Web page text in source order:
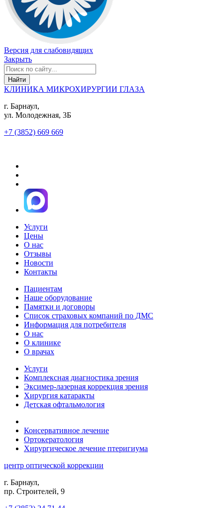
Версия для слабовидящих
Закрыть
КЛИНИКА МИКРОХИРУРГИИ ГЛАЗА
г. Барнаул,
ул. Молодежная, 3Б
+7 (3852) 669 669
Услуги
Цены
О нас
Отзывы
Новости
Контакты
Пациентам
Наше оборудование
Памятки и договоры
Список страховых компаний по ДМС
Информация для потребителя
О нас
О клинике
О врачах
Услуги
Комплексная диагностика зрения
Эксимер-лазерная коррекция зрения
Хирургия катаракты
Детская офтальмология
Консервативное лечение
Ортокератология
Хирургическое лечение птеригиума
центр оптической коррекции
г. Барнаул,
пр. Строителей, 9